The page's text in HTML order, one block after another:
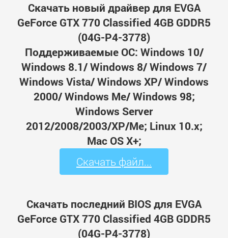
Скачать новый драйвер для EVGA
GeForce GTX 770 Classified 4GB GDDR5
(04G-P4-3778)
Поддерживаемые ОС: Windows 10/
Windows 8.1/ Windows 8/ Windows 7/
Windows Vista/ Windows XP/ Windows
2000/ Windows Me/ Windows 98;
Windows Server
2012/2008/2003/XP/Me; Linux 10.x;
Mac OS X+;
Скачать файл...
Скачать последний BIOS для EVGA
GeForce GTX 770 Classified 4GB GDDR5
(04G-P4-3778)